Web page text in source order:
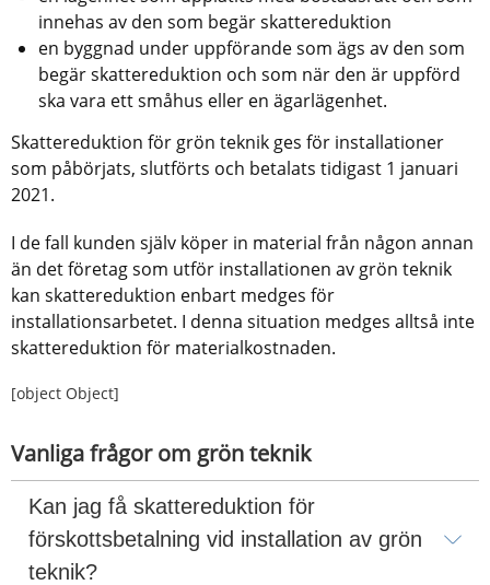
innehas av den som begär skattereduktion
en byggnad under uppförande som ägs av den som
begär skattereduktion och som när den är uppförd
ska vara ett småhus eller en ägarlägenhet.
Skattereduktion för grön teknik ges för installationer
som påbörjats, slutförts och betalats tidigast 1 januari
2021.
I de fall kunden själv köper in material från någon annan
än det företag som utför installationen av grön teknik
kan skattereduktion enbart medges för
installationsarbetet. I denna situation medges alltså inte
skattereduktion för materialkostnaden.
[object Object]
Vanliga frågor om grön teknik
Kan jag få skattereduktion för
förskottsbetalning vid installation av grön
teknik?